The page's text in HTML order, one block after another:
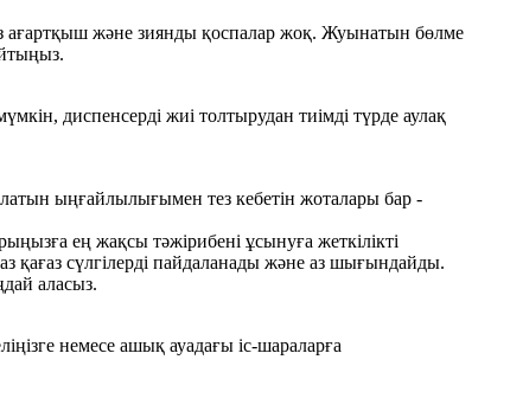
ағартқыш және зиянды қоспалар жоқ. Жуынатын бөлме
диспенсерді жиі толтырудан тиімді түрде аулақ
ыңғайлылығымен тез кебетін жоталары бар -
ең жақсы тәжірибені ұсынуға жеткілікті
қағаз сүлгілерді пайдаланады және аз шығындайды.
аласыз.
немесе ашық ауадағы іс-шараларға